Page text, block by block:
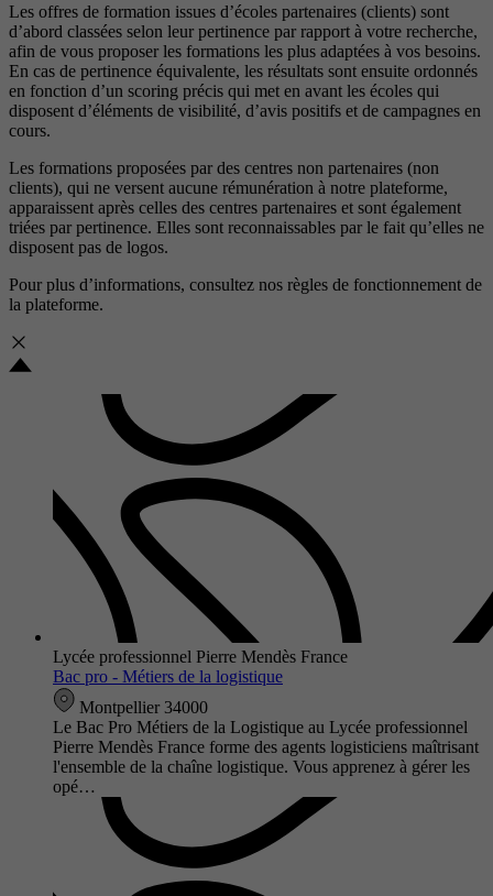
Les offres de formation issues d’écoles partenaires (clients) sont
d’abord classées selon leur pertinence par rapport à votre recherche,
afin de vous proposer les formations les plus adaptées à vos besoins.
En cas de pertinence équivalente, les résultats sont ensuite ordonnés
en fonction d’un scoring précis qui met en avant les écoles qui
disposent d’éléments de visibilité, d’avis positifs et de campagnes en
cours.
Les formations proposées par des centres non partenaires (non
clients), qui ne versent aucune rémunération à notre plateforme,
apparaissent après celles des centres partenaires et sont également
triées par pertinence. Elles sont reconnaissables par le fait qu’elles ne
disposent pas de logos.
Pour plus d’informations, consultez nos règles de fonctionnement de
la plateforme.
Lycée professionnel Pierre Mendès France
Bac pro - Métiers de la logistique
Montpellier 34000
Le Bac Pro Métiers de la Logistique au Lycée professionnel
Pierre Mendès France forme des agents logisticiens maîtrisant
l'ensemble de la chaîne logistique. Vous apprenez à gérer les
opé…